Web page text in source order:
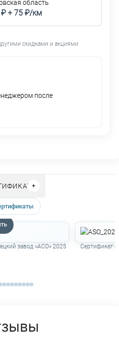
область
₽ + 75 ₽/км
скидками и акциями
после
завод «АСО» 2025
Сертификат